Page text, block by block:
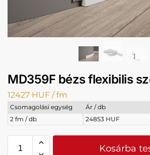
MD359F bézs flexibilis
12427 HUF / fm
Csomagolási egység
Ár / db
2 fm / db
24853 HUF
Kosárba